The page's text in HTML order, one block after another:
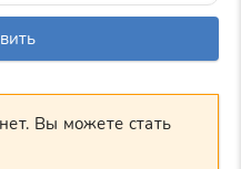
Вы можете стать